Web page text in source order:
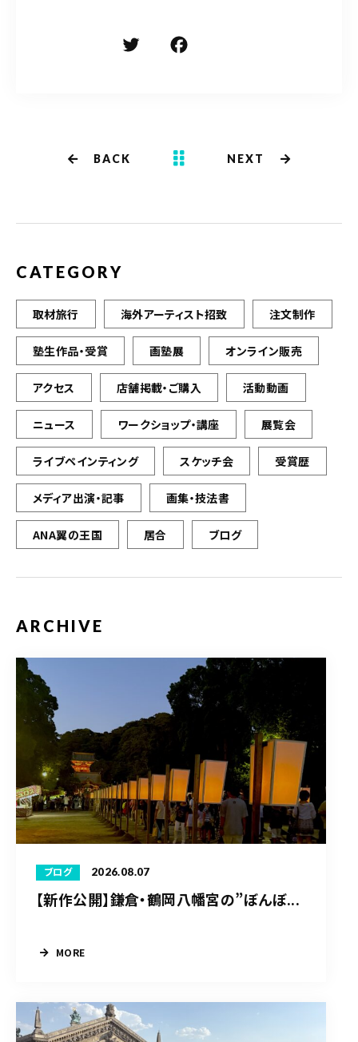
k
BACK NEXT
CATEGORY
取材旅行 海外アーティスト招致 注文制作
塾生作品・受賞 画塾展 オンライン販売
アクセス 店舗掲載・ご購入 活動動画
ニュース ワークショップ・講座 展覧会
ライブペインティング スケッチ会 受賞歴
メディア出演・記事 画集・技法書
ANA翼の王国 居合 ブログ
ARCHIVE
ブログ 2026.08.07
【新作公開】鎌倉・鶴岡八幡宮の”ぼんぼ...
MORE